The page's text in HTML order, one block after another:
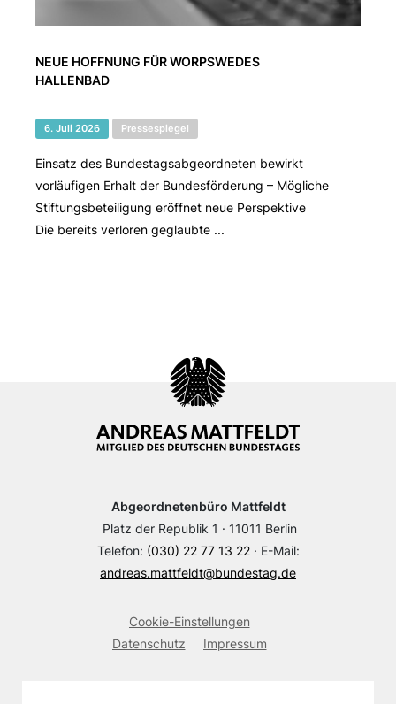
NEUE HOFFNUNG FÜR WORPSWEDES
HALLENBAD
6. Juli 2026 Pressespiegel
Einsatz des Bundestagsabgeordneten bewirkt
vorläufigen Erhalt der Bundesförderung – Mögliche
Stiftungsbeteiligung eröffnet neue Perspektive
Die bereits verloren geglaubte ...
Abgeordnetenbüro Mattfeldt
Platz der Republik 1 · 11011 Berlin
Telefon: (030) 22 77 13 22· E-Mail:
andreas.mattfeldt@bundestag.de
Cookie-Einstellungen
Datenschutz
Impressum